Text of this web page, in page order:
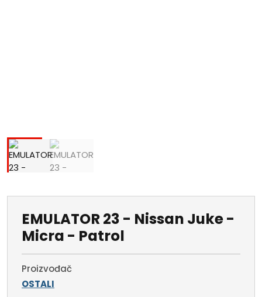
EMULATOR 23 - Nissan Juke -
Micra - Patrol
Proizvođač
OSTALI